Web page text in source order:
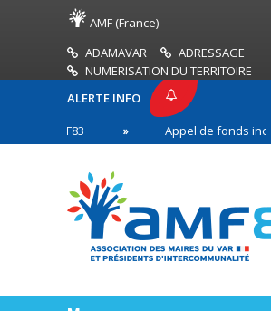
AMF (France)
ADAMAVAR
ADRESSAGE
NUMERISATION DU TERRITOIRE
ALERTE INFO
Appel de fonds
première ligne